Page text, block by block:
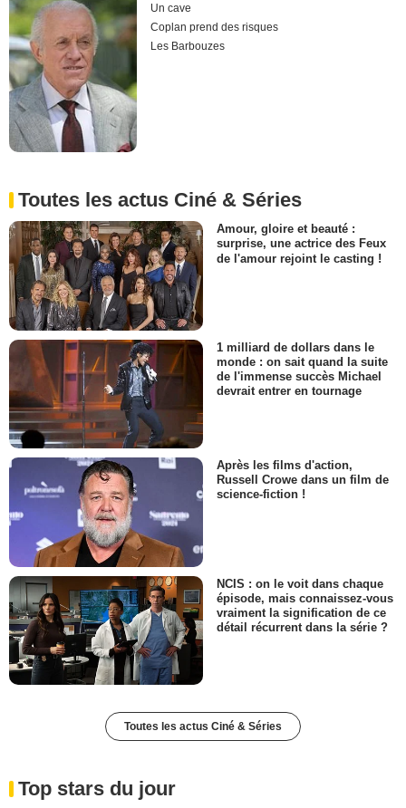
Un cave
Coplan prend des risques
Les Barbouzes
Toutes les actus Ciné & Séries
Amour, gloire et beauté :
surprise, une actrice des Feux
de l'amour rejoint le casting !
1 milliard de dollars dans le
monde : on sait quand la suite
de l'immense succès Michael
devrait entrer en tournage
Après les films d'action,
Russell Crowe dans un film de
science-fiction !
NCIS : on le voit dans chaque
épisode, mais connaissez-vous
vraiment la signification de ce
détail récurrent dans la série ?
Toutes les actus Ciné & Séries
Top stars du jour